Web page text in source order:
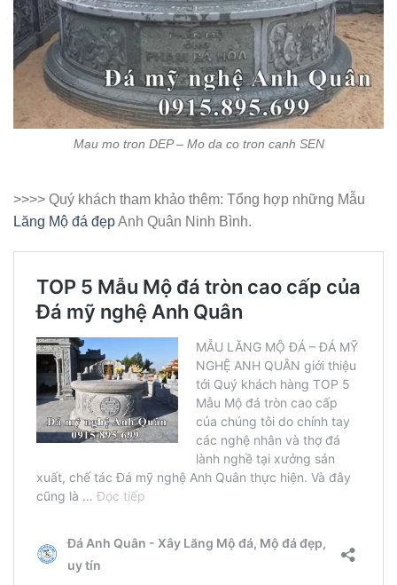
Mau mo tron DEP – Mo da co tron canh SEN
>>>> Quý khách tham khảo thêm: Tổng hợp những Mẫu
Lăng Mộ đá đẹpAnh Quân Ninh Bình.